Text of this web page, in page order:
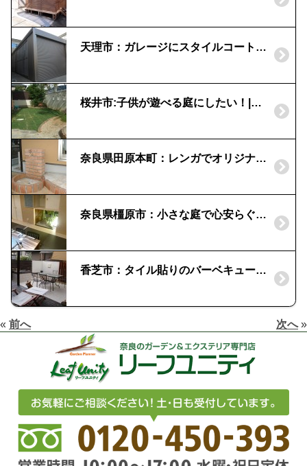
天理市：ガレージにスタイルコートを｜シャッターガレージ
桜井市:子供が遊べる庭にしたい！|芝生とレンガの砂場
奈良県田原本町：レンガでオリジナル立水栓を
奈良県橿原市：小さな庭で心安らぐ空間に｜タカショーの人工竹
香芝市：タイル貼りのバーベキュー炉｜リゾート気分のガーデンに
« 前へ 次へ»